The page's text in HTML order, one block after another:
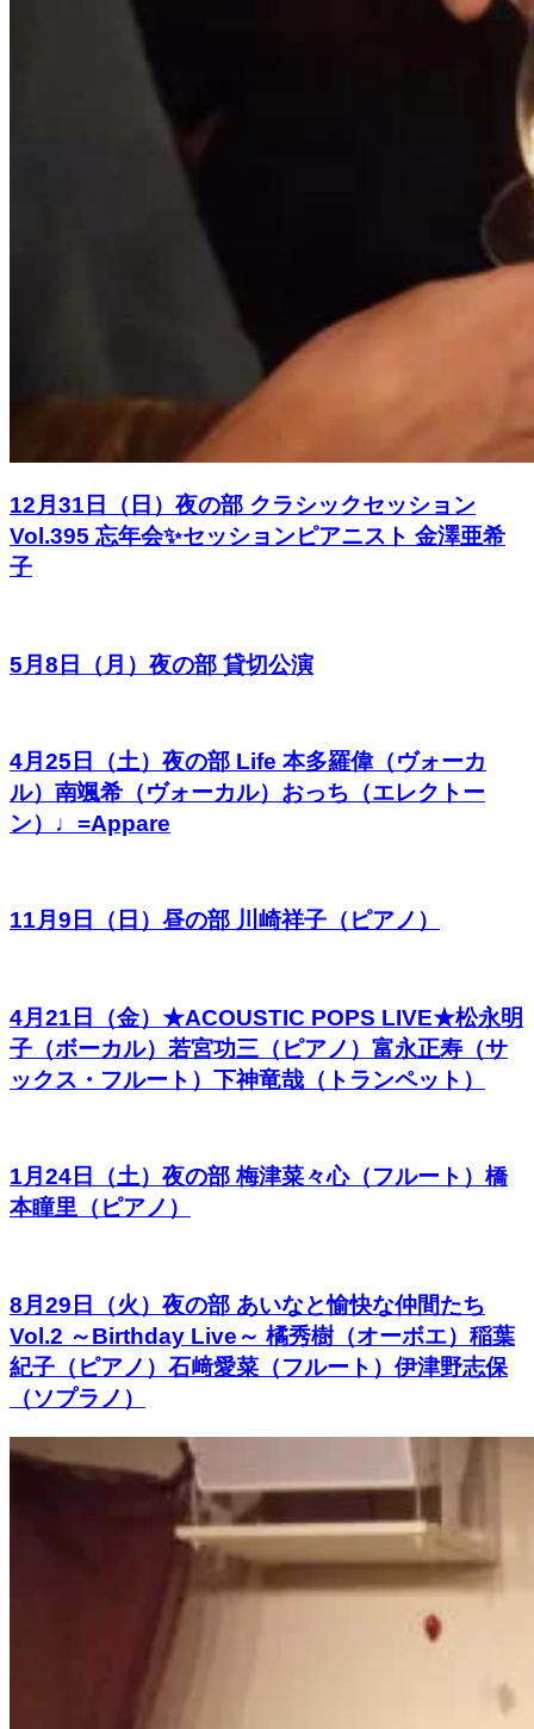
12月31日（日）夜の部 クラシックセッション
Vol.395 忘年会✨セッションピアニスト 金澤亜希
子
5月8日（月）夜の部 貸切公演
4月25日（土）夜の部 Life 本多羅偉（ヴォーカ
ル）南颯希（ヴォーカル）おっち（エレクトー
ン）♩=Appare
11月9日（日）昼の部 川崎祥子（ピアノ）
4月21日（金）★ACOUSTIC POPS LIVE★松永明
子（ボーカル）若宮功三（ピアノ）富永正寿（サ
ックス・フルート）下神竜哉（トランペット）
1月24日（土）夜の部 梅津菜々心（フルート）橋
本瞳里（ピアノ）
8月29日（火）夜の部 あいなと愉快な仲間たち
Vol.2 ～Birthday Live～ 橘秀樹（オーボエ）稲葉
紀子（ピアノ）石﨑愛菜（フルート）伊津野志保
（ソプラノ）